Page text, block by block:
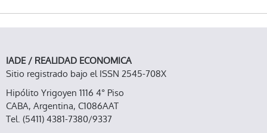
IADE / REALIDAD ECONOMICA
Sitio registrado bajo el ISSN 2545-708X
Hipólito Yrigoyen 1116 4° Piso
CABA, Argentina, C1086AAT
Tel. (5411) 4381-7380/9337